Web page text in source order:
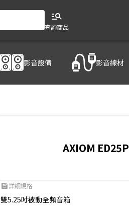
manage_search
查詢商品
影音設備 影音線材
AXIOM ED25P
feed詳細規格
雙5.25吋被動全頻音箱